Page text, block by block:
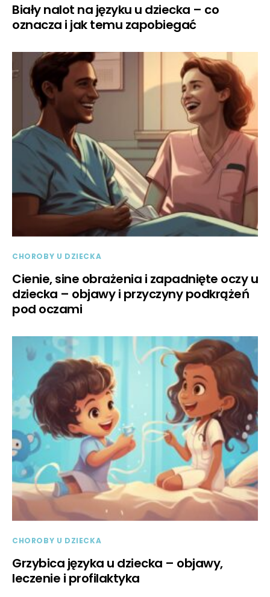
Biały nalot na języku u dziecka – co
oznacza i jak temu zapobiegać
CHOROBY U DZIECKA
Cienie, sine obrażenia i zapadnięte oczy u
dziecka – objawy i przyczyny podkrążeń
pod oczami
CHOROBY U DZIECKA
Grzybica języka u dziecka – objawy,
leczenie i profilaktyka